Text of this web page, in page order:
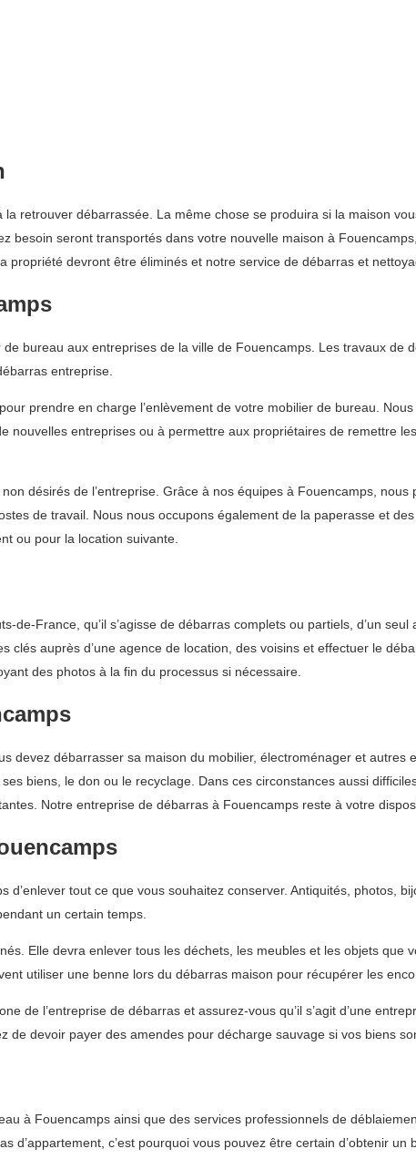
retrouver débarrassée. La même chose se produira si la maison
besoin seront transportés dans votre nouvelle maison à
devront être éliminés et notre service de débarras et
bureau aux entreprises de la ville de Fouencamps. Les travaux de
entreprise.
prendre en charge l’enlèvement de votre mobilier de bureau.
nouvelles entreprises ou à permettre aux propriétaires de remettre
désirés de l’entreprise. Grâce à nos équipes à Fouencamps, nous
de travail. Nous nous occupons également de la paperasse et
ou pour la location suivante.
France, qu’il s’agisse de débarras complets ou partiels, d’un
auprès d’une agence de location, des voisins et effectuer le
des photos à la fin du processus si nécessaire.
devez débarrasser sa maison du mobilier, électroménager et
biens, le don ou le recyclage. Dans ces circonstances aussi
Notre entreprise de débarras à Fouencamps reste à votre
tout ce que vous souhaitez conserver. Antiquités, photos,
un certain temps.
Elle devra enlever tous les déchets, les meubles et les objets que
utiliser une benne lors du débarras maison pour récupérer les
de l’entreprise de débarras et assurez-vous qu’il s’agit d’une
devoir payer des amendes pour décharge sauvage si vos biens
à Fouencamps ainsi que des services professionnels de
d’appartement, c’est pourquoi vous pouvez être certain d’obtenir un